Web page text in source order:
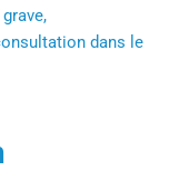
dans le